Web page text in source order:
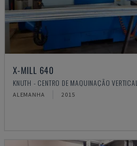
X-MILL 640
KNUTH - CENTRO DE MAQUINAÇÃO VERTICAL
ALEMANHA 2015